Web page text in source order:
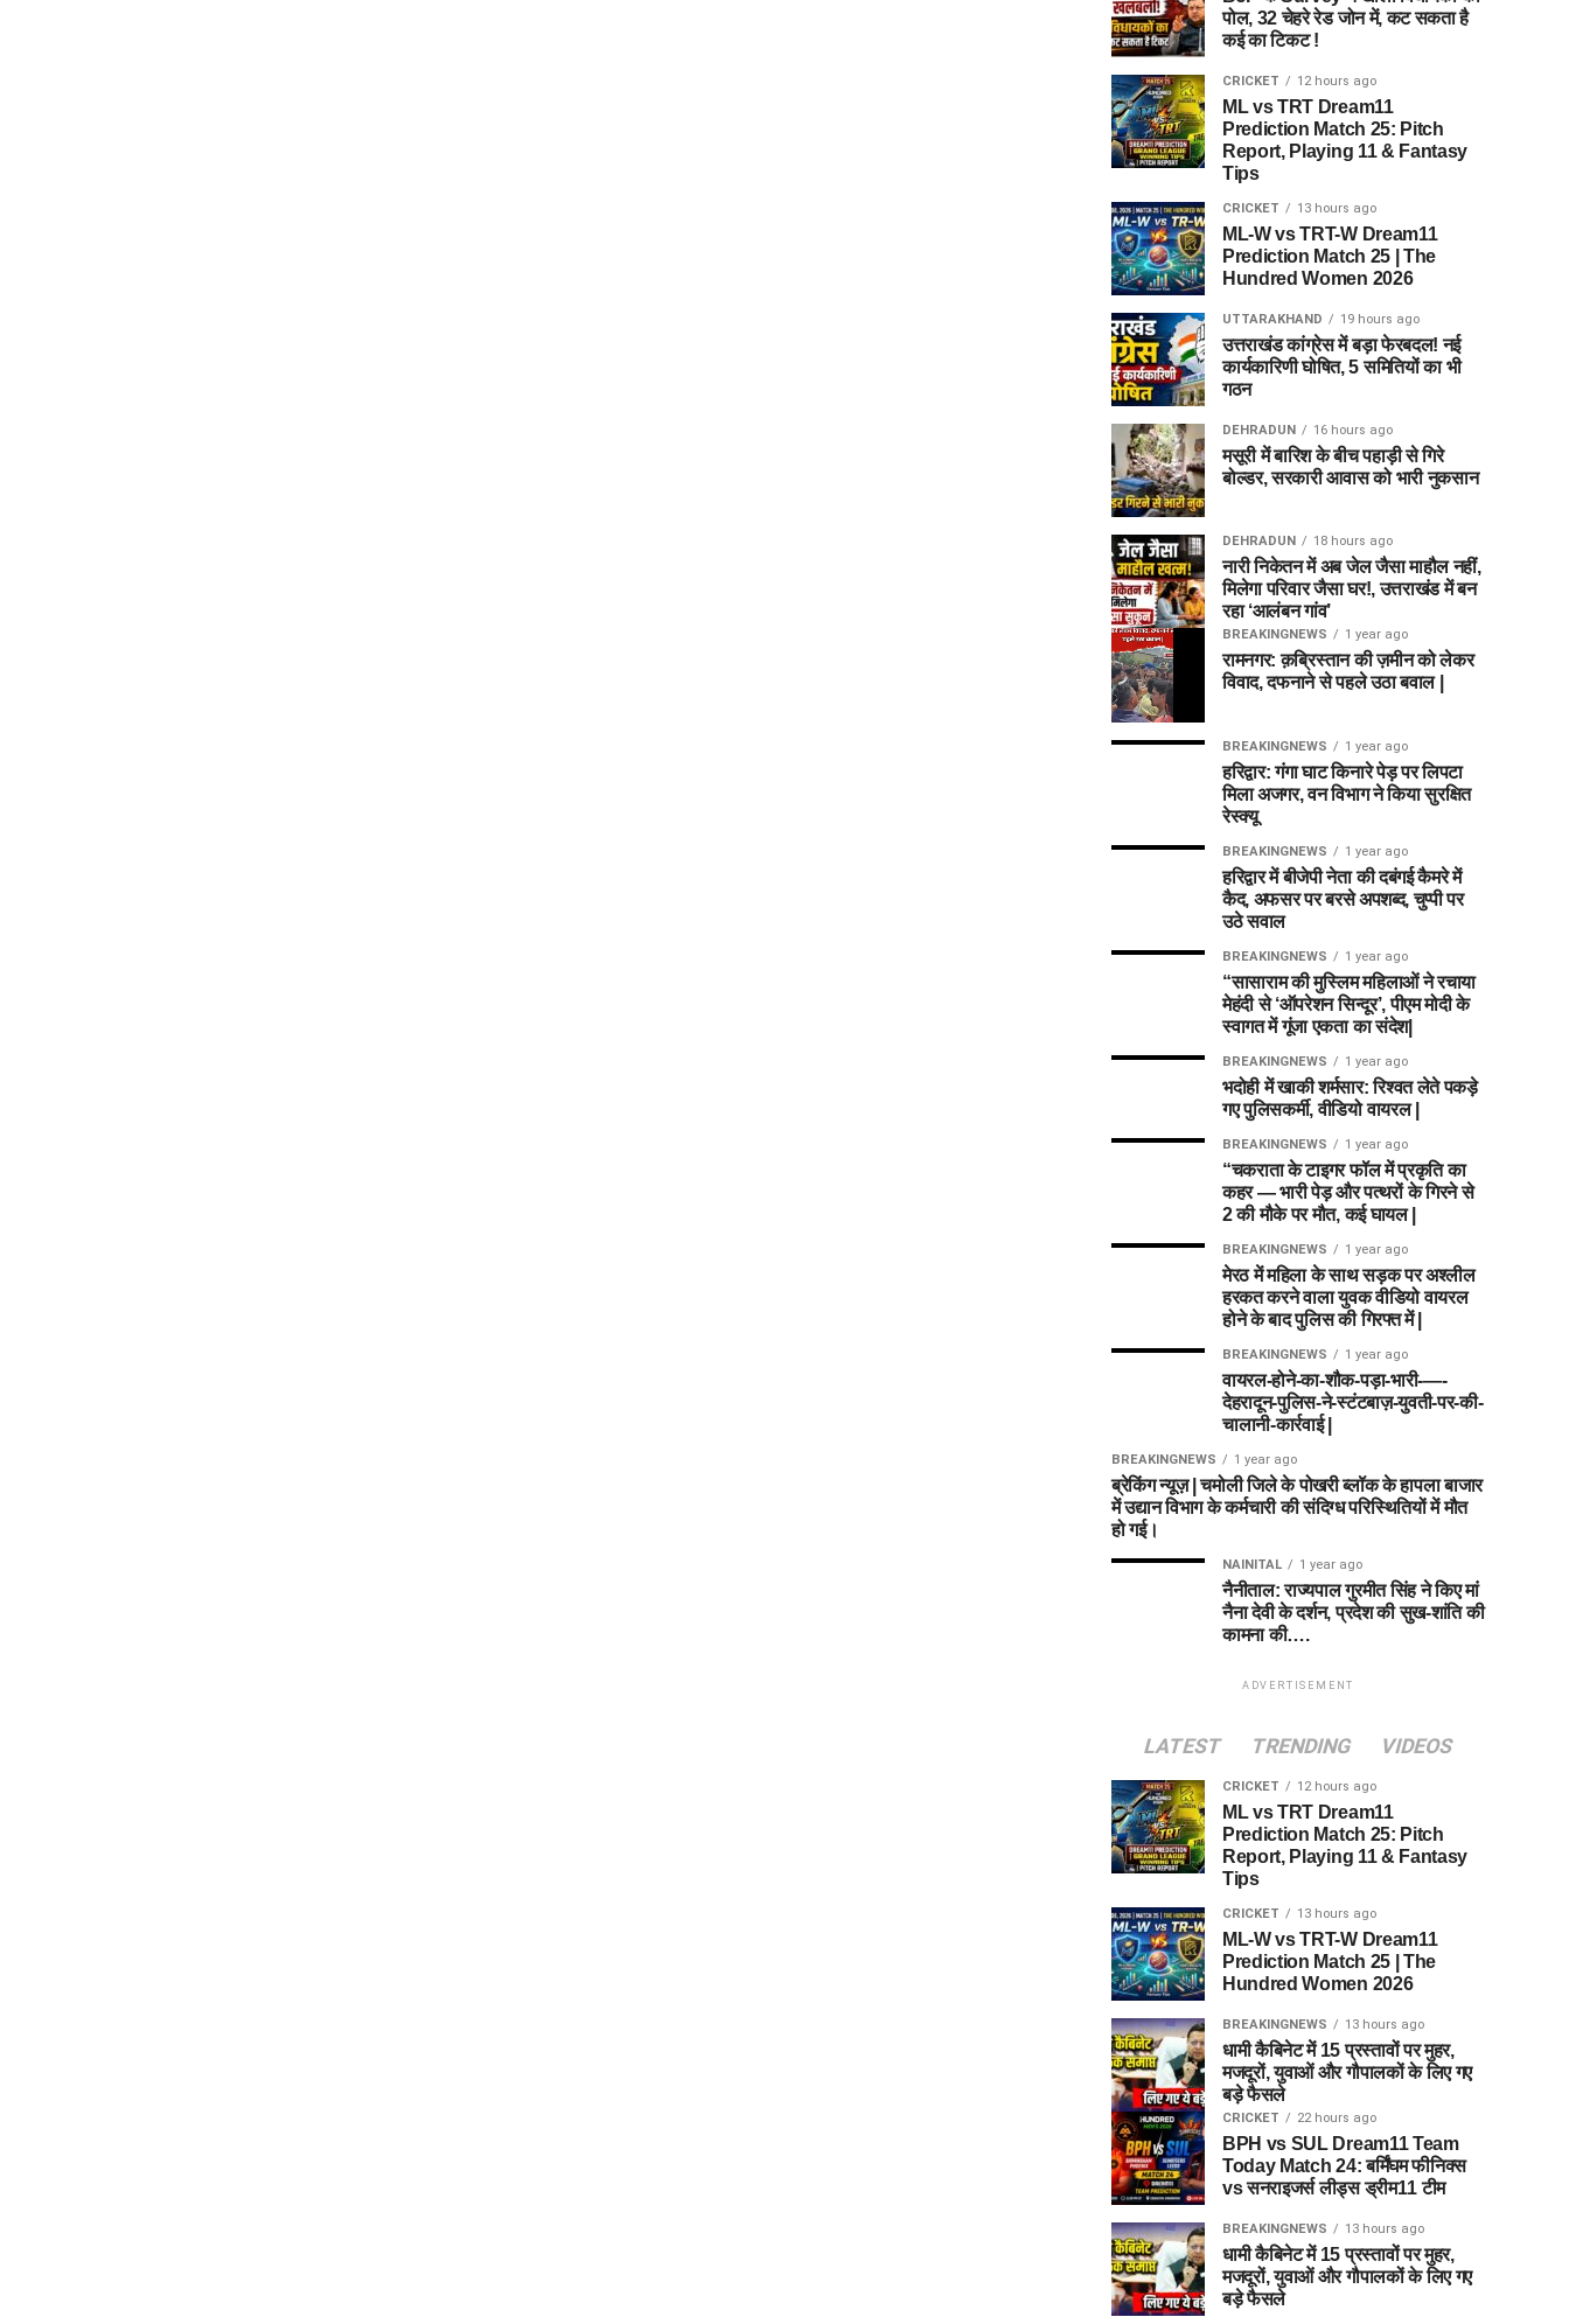
पोल, 32 चेहरे रेड जोन में, कट सकता है
कई का टिकट !
CRICKET 12 hours ago
ML vs TRT Dream11
Prediction Match 25: Pitch
Report, Playing 11 & Fantasy
Tips
CRICKET 13 hours ago
ML-W vs TRT-W Dream11
Prediction Match 25 | The
Hundred Women 2026
UTTARAKHAND 19 hours ago
उत्तराखंड कांग्रेस में बड़ा फेरबदल! नई
कार्यकारिणी घोषित, 5 समितियों का भी
गठन
DEHRADUN 16 hours ago
मसूरी में बारिश के बीच पहाड़ी से गिरे
बोल्डर, सरकारी आवास को भारी नुकसान
DEHRADUN 18 hours ago
नारी निकेतन में अब जेल जैसा माहौल नहीं,
मिलेगा परिवार जैसा घर!, उत्तराखंड में बन
रहा ‘आलंबन गांव’
BREAKINGNEWS 1 year ago
रामनगर: क़ब्रिस्तान की ज़मीन को लेकर
विवाद, दफनाने से पहले उठा बवाल |
BREAKINGNEWS 1 year ago
हरिद्वार: गंगा घाट किनारे पेड़ पर लिपटा
मिला अजगर, वन विभाग ने किया सुरक्षित
रेस्क्यू
BREAKINGNEWS 1 year ago
हरिद्वार में बीजेपी नेता की दबंगई कैमरे में
कैद, अफसर पर बरसे अपशब्द, चुप्पी पर
उठे सवाल
BREAKINGNEWS 1 year ago
“सासाराम की मुस्लिम महिलाओं ने रचाया
मेहंदी से ‘ऑपरेशन सिन्दूर’, पीएम मोदी के
स्वागत में गूंजा एकता का संदेश|
BREAKINGNEWS 1 year ago
भदोही में खाकी शर्मसार: रिश्वत लेते पकड़े
गए पुलिसकर्मी, वीडियो वायरल |
BREAKINGNEWS 1 year ago
“चकराता के टाइगर फॉल में प्रकृति का
कहर — भारी पेड़ और पत्थरों के गिरने से
2 की मौके पर मौत, कई घायल |
BREAKINGNEWS 1 year ago
मेरठ में महिला के साथ सड़क पर अश्लील
हरकत करने वाला युवक वीडियो वायरल
होने के बाद पुलिस की गिरफ्त में |
BREAKINGNEWS 1 year ago
वायरल-होने-का-शौक-पड़ा-भारी-—-
देहरादून-पुलिस-ने-स्टंटबाज़-युवती-पर-की-
चालानी-कार्रवाई |
BREAKINGNEWS 1 year ago
ब्रेकिंग न्यूज़ | चमोली जिले के पोखरी ब्लॉक के हापला बाजार
में उद्यान विभाग के कर्मचारी की संदिग्ध परिस्थितियों में मौत
हो गई।
NAINITAL 1 year ago
नैनीताल: राज्यपाल गुरमीत सिंह ने किए मां
नैना देवी के दर्शन, प्रदेश की सुख-शांति की
कामना की….
ADVERTISEMENT
LATEST TRENDING VIDEOS
CRICKET 12 hours ago
ML vs TRT Dream11
Prediction Match 25: Pitch
Report, Playing 11 & Fantasy
Tips
CRICKET 13 hours ago
ML-W vs TRT-W Dream11
Prediction Match 25 | The
Hundred Women 2026
BREAKINGNEWS 13 hours ago
धामी कैबिनेट में 15 प्रस्तावों पर मुहर,
मजदूरों, युवाओं और गौपालकों के लिए गए
बड़े फैसले
CRICKET 22 hours ago
BPH vs SUL Dream11 Team
Today Match 24: बर्मिंघम फीनिक्स
vs सनराइजर्स लीड्स ड्रीम11 टीम
BREAKINGNEWS 13 hours ago
धामी कैबिनेट में 15 प्रस्तावों पर मुहर,
मजदूरों, युवाओं और गौपालकों के लिए गए
बड़े फैसले